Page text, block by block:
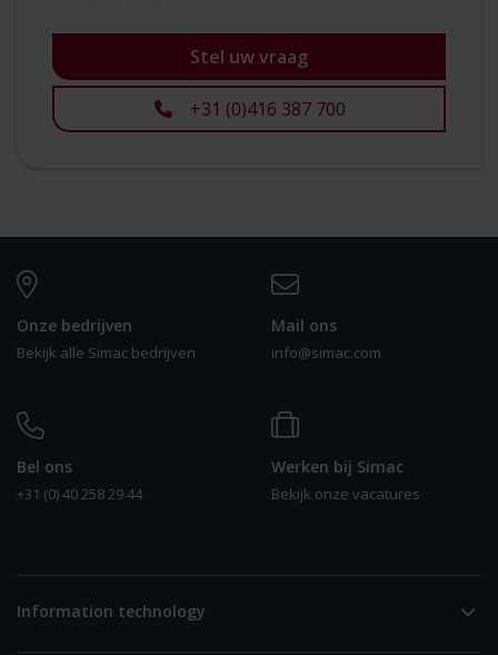
Stel uw vraag
+31 (0)416 387 700
Onze bedrijven
Bekijk alle Simac bedrijven
Mail ons
info@simac.com
Bel ons
+31 (0) 40 258 29 44
Werken bij Simac
Bekijk onze vacatures
Information technology